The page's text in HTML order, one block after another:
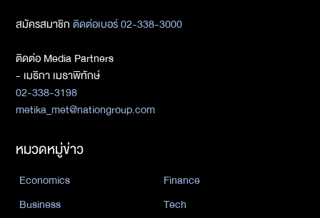
สมัครสมาชิกติดต่อเบอร์ 02-338-3000
ติดต่อ Media Partners
- เมธิกา เมธาพิทักษ์
02-338-3198
metika_met@nationgroup.com
หมวดหมู่ข่าว
Economics
Finance
Business
Tech